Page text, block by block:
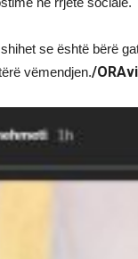
se është bërë
vëmendjen./